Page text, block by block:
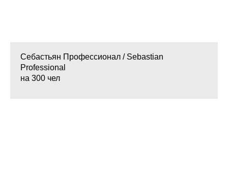
Себастьян Профессионал / Sebastian
Professional
на 300 чел